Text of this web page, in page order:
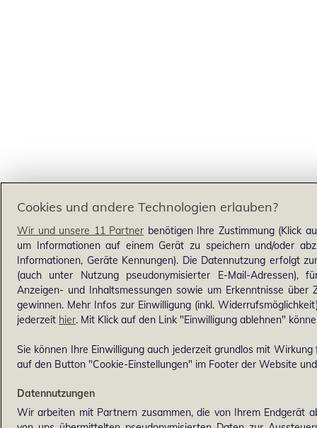
Cookies und andere Technologien erlauben?
Wir und unsere 11 Partner benötigen Ihre Zustimmung (Klick
um Informationen auf einem Gerät zu speichern und/oder
Informationen, Geräte Kennungen). Die Datennutzung erfolgt
(auch unter Nutzung pseudonymisierter E-Mail-Adressen),
Anzeigen- und Inhaltsmessungen sowie um Erkenntnisse über
gewinnen. Mehr Infos zur Einwilligung (inkl.
jederzeit hier. Mit Klick auf den Link "Einwilligung ablehnen"
Sie können Ihre Einwilligung auch jederzeit grundlos mit
auf den Button "Cookie-Einstellungen" im Footer der Website
Datennutzungen
Wir arbeiten mit Partnern zusammen, die von Ihrem Endgerät